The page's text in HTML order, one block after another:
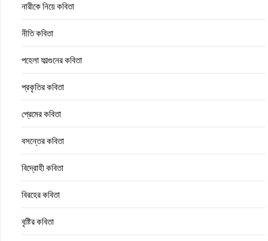
নারীকে নিয়ে কবিতা
নীতি কবিতা
পহেলা ফাল্গুনের কবিতা
প্রকৃতির কবিতা
প্রেমের কবিতা
বসন্তের কবিতা
বিদ্রোহী কবিতা
বিরহের কবিতা
বৃষ্টির কবিতা